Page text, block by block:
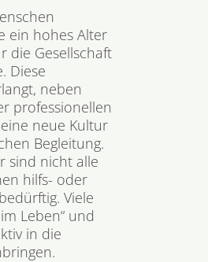
ein hohes Alter
die Gesellschaft
Diese
neben
professionellen
neue Kultur
Begleitung.
sind nicht alle
hilfs- oder
Viele
Leben“ und
in die